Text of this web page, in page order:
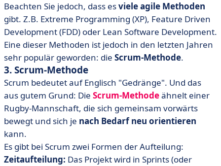
Beachten Sie jedoch, dass esviele agile Methoden
gibt. Z.B. Extreme Programming (XP), Feature Driven
Development (FDD) oder Lean Software Development.
Eine dieser Methoden ist jedoch in den letzten Jahren
sehr populär geworden: die Scrum-Methode.
3. Scrum-Methode
Scrum bedeutet auf Englisch "Gedränge". Und das
aus gutem Grund: Die Scrum-Methodeähnelt einer
Rugby-Mannschaft, die sich gemeinsam vorwärts
bewegt und sich je nach Bedarf neu orientieren
kann.
Es gibt bei Scrum zwei Formen der Aufteilung:
Zeitaufteilung: Das Projekt wird in Sprints (oder